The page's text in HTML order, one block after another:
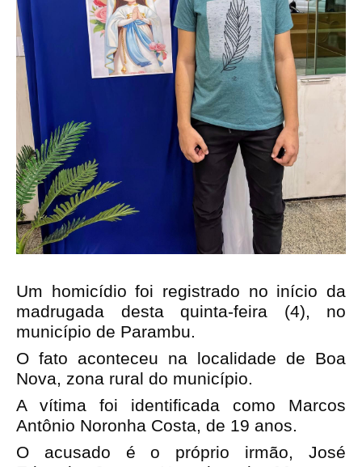
Um homicídio foi registrado no início da
madrugada desta quinta-feira (4), no
município de Parambu.
O fato aconteceu na localidade de Boa
Nova, zona rural do município.
A vítima foi identificada como Marcos
Antônio Noronha Costa, de 19 anos.
O acusado é o próprio irmão, José